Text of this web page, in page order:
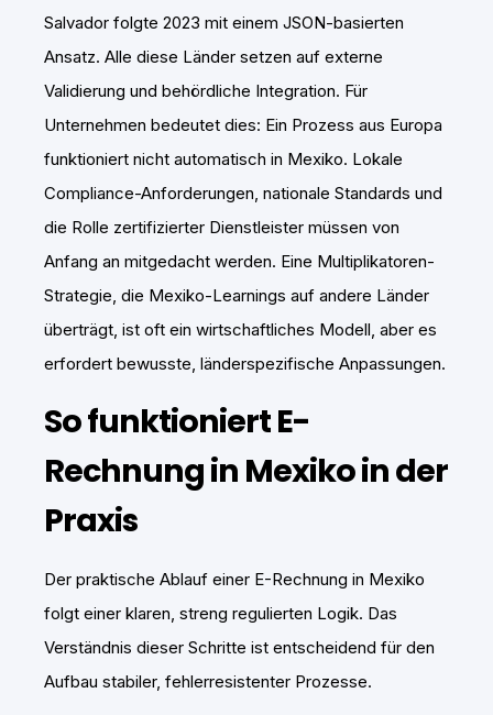
Salvador folgte 2023 mit einem JSON-basierten
Ansatz. Alle diese Länder setzen auf externe
Validierung und behördliche Integration. Für
Unternehmen bedeutet dies: Ein Prozess aus Europa
funktioniert nicht automatisch in Mexiko. Lokale
Compliance-Anforderungen, nationale Standards und
die Rolle zertifizierter Dienstleister müssen von
Anfang an mitgedacht werden. Eine Multiplikatoren-
Strategie, die Mexiko-Learnings auf andere Länder
überträgt, ist oft ein wirtschaftliches Modell, aber es
erfordert bewusste, länderspezifische Anpassungen.
So funktioniert E-
Rechnung in Mexiko in der
Praxis
Der praktische Ablauf einer E-Rechnung in Mexiko
folgt einer klaren, streng regulierten Logik. Das
Verständnis dieser Schritte ist entscheidend für den
Aufbau stabiler, fehlerresistenter Prozesse.